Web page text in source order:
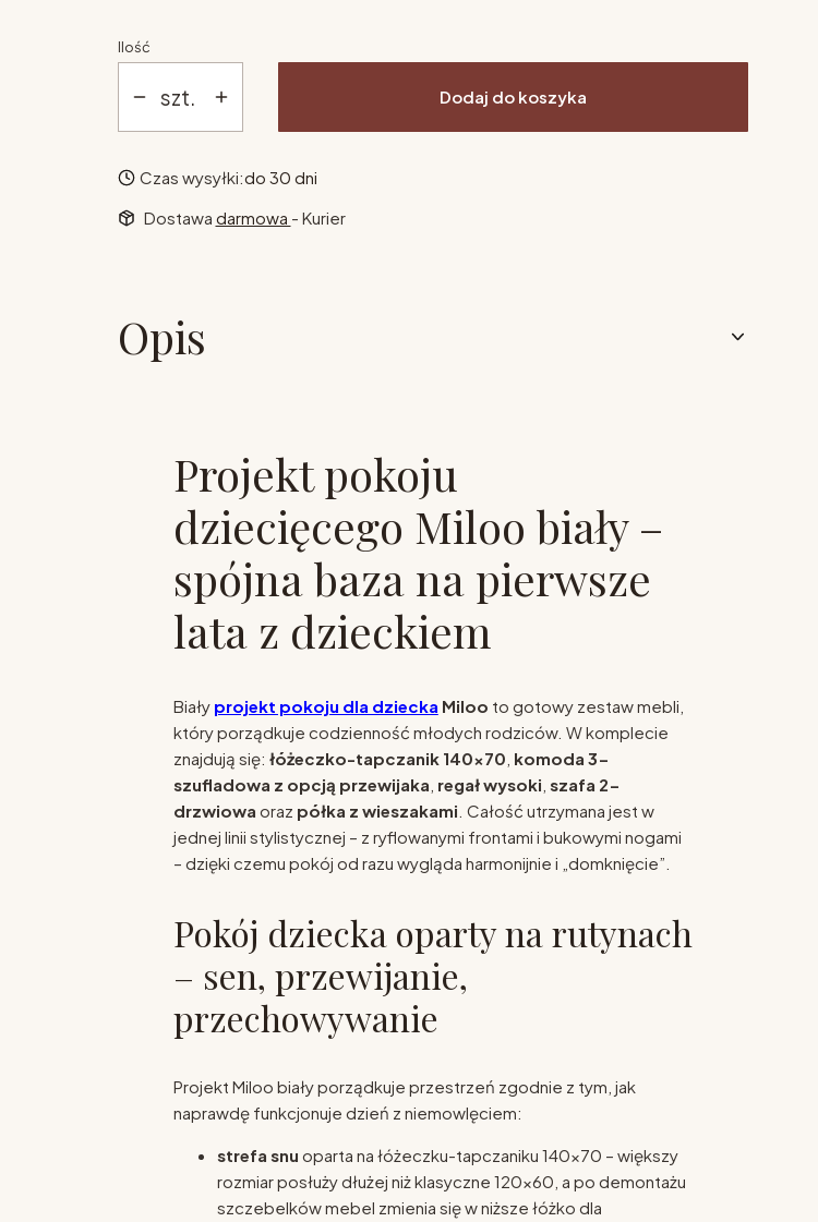
Ilość
szt. Dodaj do koszyka
Czas wysyłki:do 30 dni
Dostawa darmowa - Kurier
Opis
Projekt pokoju
dziecięcego Miloo biały –
spójna baza na pierwsze
lata z dzieckiem
Biały projekt pokoju dla dziecka Miloo to gotowy zestaw mebli,
który porządkuje codzienność młodych rodziców. W komplecie
znajdują się: łóżeczko-tapczanik 140x70 komoda 3-
szufladowa z opcją przewijaka regał wysoki szafa 2-
drzwiowa oraz półka z wieszakami . Całość utrzymana jest w
jednej linii stylistycznej – z ryflowanymi frontami i bukowymi nogami
– dzięki czemu pokój od razu wygląda harmonijnie i „domknięcie”.
Pokój dziecka oparty na rutynach
– sen, przewijanie,
przechowywanie
Projekt Miloo biały porządkuje przestrzeń zgodnie z tym, jak
naprawdę funkcjonuje dzień z niemowlęciem:
strefa snu oparta na łóżeczku-tapczaniku 140x70 – większy
rozmiar posłuży dłużej niż klasyczne 120x60, a po demontażu
szczebelków mebel zmienia się w niższe łóżko dla